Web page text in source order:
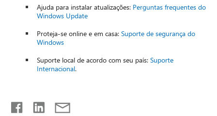
Ajuda para instalar atualizações: Perguntas frequentes do
Windows Update
Proteja-se online e em casa:Suporte de segurança do
Windows
Suporte local de acordo com seu país:Suporte
Internacional.